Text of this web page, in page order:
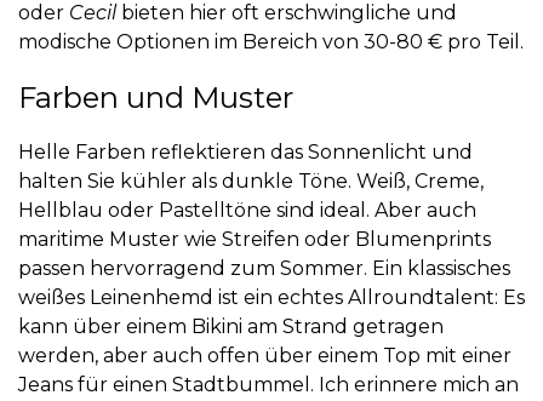
oder Cecil bieten hier oft erschwingliche und
modische Optionen im Bereich von 30-80 € pro Teil.
Farben und Muster
Helle Farben reflektieren das Sonnenlicht und
halten Sie kühler als dunkle Töne. Weiß, Creme,
Hellblau oder Pastelltöne sind ideal. Aber auch
maritime Muster wie Streifen oder Blumenprints
passen hervorragend zum Sommer. Ein klassisches
weißes Leinenhemd ist ein echtes Allroundtalent: Es
kann über einem Bikini am Strand getragen
werden, aber auch offen über einem Top mit einer
Jeans für einen Stadtbummel. Ich erinnere mich an